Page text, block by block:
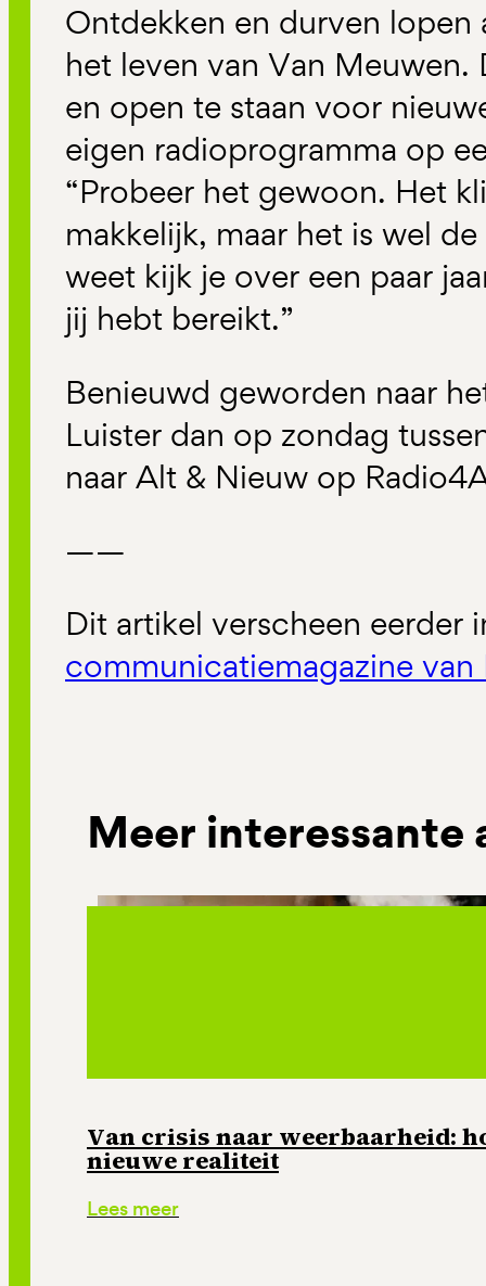
Ontdekken en durven lopen
het leven van Van Meuwen.
en open te staan voor
eigen radioprogramma op
“Probeer het gewoon. Het
makkelijk, maar het is wel
weet kijk je over een paar
jij hebt bereikt.”
Benieuwd geworden naar
Luister dan op zondag
naar Alt & Nieuw op
——
Dit artikel verscheen eerder
communicatiemagazine van
Meer interessante
Van crisis naar weerbaarheid:
nieuwe realiteit
Lees meer